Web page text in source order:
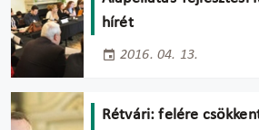
hírét
2016. 04. 13.
Rétvári: felére